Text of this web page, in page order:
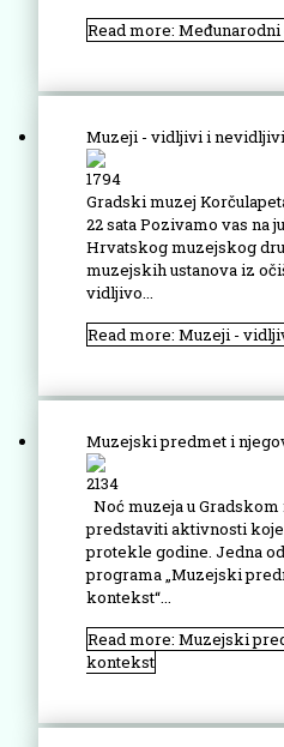
Read more: Međunarodni
Muzeji - vidljivi i nevidljivi
1794
Gradski muzej
22 sata Pozivamo vas na
Hrvatskog muzejskog
muzejskih ustanova iz
vidljivo...
Read more: Muzeji -
Muzejski predmet i
2134
Noć muzeja u
predstaviti aktivnosti
protekle godine. Jedna
programa „Muzejski
kontekst“...
Read more: Muzejski
kontekst